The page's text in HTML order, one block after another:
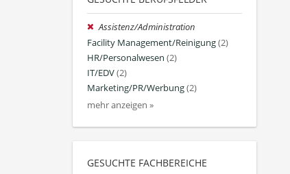
Assistenz/Administration
Facility Management/Reinigung(2)
HR/Personalwesen (2)
IT/EDV(2)
Marketing/PR/Werbung(2)
mehr anzeigen »
GESUCHTE FACHBEREICHE